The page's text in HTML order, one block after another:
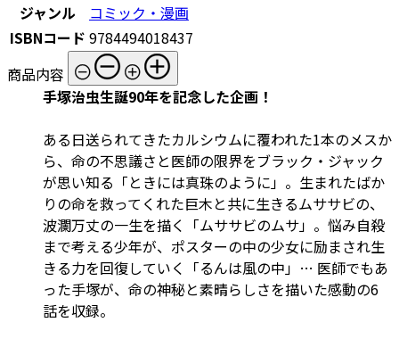
ジャンル
コミック・漫画
ISBNコード 9784494018437
商品内容
手塚治虫生誕90年を記念した企画！
ある日送られてきたカルシウムに覆われた1本のメスか
ら、命の不思議さと医師の限界をブラック・ジャック
が思い知る「ときには真珠のように」。生まれたばか
りの命を救ってくれた巨木と共に生きるムササビの、
波瀾万丈の一生を描く「ムササビのムサ」。悩み自殺
まで考える少年が、ポスターの中の少女に励まされ生
きる力を回復していく「るんは風の中」… 医師でもあ
った手塚が、命の神秘と素晴らしさを描いた感動の6
話を収録。